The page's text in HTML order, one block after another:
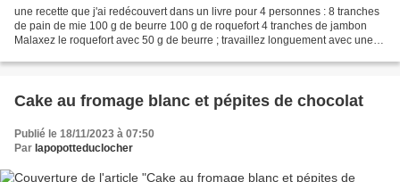
une recette que j'ai redécouvert dans un livre pour 4 personnes : 8 tranches
de pain de mie 100 g de beurre 100 g de roquefort 4 tranches de jambon
Malaxez le roquefort avec 50 g de beurre ; travaillez longuement avec une
Cake au fromage blanc et pépites de chocolat
Publié le 18/11/2023 à 07:50
Par lapopotteduclocher